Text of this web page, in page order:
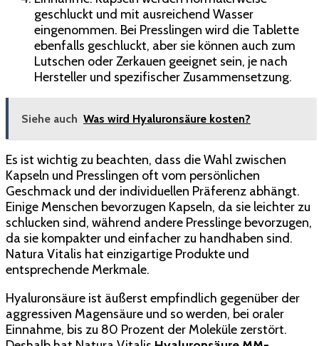
geschluckt und mit ausreichend Wasser
eingenommen. Bei Presslingen wird die Tablette
ebenfalls geschluckt, aber sie können auch zum
Lutschen oder Zerkauen geeignet sein, je nach
Hersteller und spezifischer Zusammensetzung.
Siehe auch Was wird Hyaluronsäure kosten?
Es ist wichtig zu beachten, dass die Wahl zwischen
Kapseln und Presslingen oft vom persönlichen
Geschmack und der individuellen Präferenz abhängt.
Einige Menschen bevorzugen Kapseln, da sie leichter zu
schlucken sind, während andere Presslinge bevorzugen,
da sie kompakter und einfacher zu handhaben sind.
Natura Vitalis hat einzigartige Produkte und
entsprechende Merkmale.
Hyaluronsäure ist äußerst empfindlich gegenüber der
aggressiven Magensäure und so werden, bei oraler
Einnahme, bis zu 80 Prozent der Moleküle zerstört.